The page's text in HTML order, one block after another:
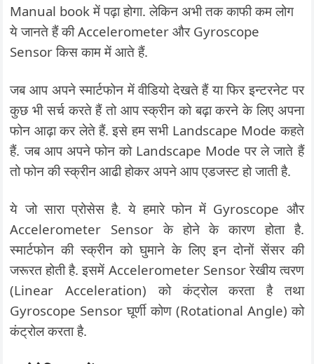
Manual book में पढ़ा होगा. लेकिन अभी तक काफी कम लोग
ये जानते हैं की Accelerometer और Gyroscope
Sensor किस काम में आते हैं.
जब आप अपने स्मार्टफोन में वीडियो देखते हैं या फिर इन्टरनेट पर
कुछ भी सर्च करते हैं तो आप स्क्रीन को बढ़ा करने के लिए अपना
फोन आढ़ा कर लेते हैं. इसे हम सभी Landscape Mode कहते
हैं. जब आप अपने फोन को Landscape Mode पर ले जाते हैं
तो फोन की स्क्रीन आढी होकर अपने आप एडजस्ट हो जाती है.
ये जो सारा प्रोसेस है. ये हमारे फोन में Gyroscope और
Accelerometer Sensor के होने के कारण होता है.
स्मार्टफोन की स्क्रीन को घुमाने के लिए इन दोनों सेंसर की
जरूरत होती है. इसमें Accelerometer Sensor रेखीय त्वरण
(Linear Acceleration) को कंट्रोल करता है तथा
Gyroscope Sensor घूर्णी कोण (Rotational Angle) को
कंट्रोल करता है.